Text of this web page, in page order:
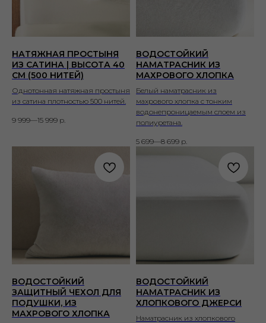
НАТЯЖНАЯ ПРОСТЫНЯ
ИЗ САТИНА | ВЫСОТА 40
СМ (500 НИТЕЙ)
Однотонная натяжная простыня
из сатина плотностью 500 нитей.
9 999—15 999 р.
ВОДОСТОЙКИЙ
НАМАТРАСНИК ИЗ
МАХРОВОГО ХЛОПКА
Белый наматрасник из
махрового хлопка с тонким
водонепроницаемым слоем из
полиуретана.
5 699—8 699 р.
ВОДОСТОЙКИЙ
ЗАЩИТНЫЙ ЧЕХОЛ ДЛЯ
ПОДУШКИ, ИЗ
МАХРОВОГО ХЛОПКА
ВОДОСТОЙКИЙ
НАМАТРАСНИК ИЗ
ХЛОПКОВОГО ДЖЕРСИ
Наматрасник из хлопкового